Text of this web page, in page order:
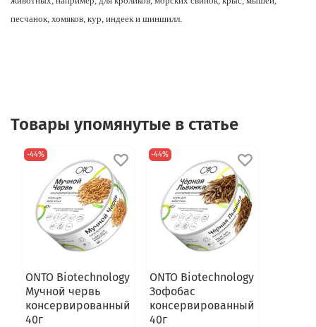
песчанок, хомяков, кур, индеек и шиншилл.
Товары упомянутые в статье
-44%
ONTO Biotechnology
Мучной червь
консервированный
40г
-44%
ONTO Biotechnology
Зофобас
консервированный
40г